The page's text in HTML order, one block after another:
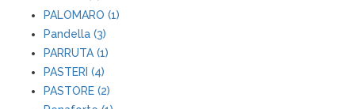
PALOMARO (1)
Pandella (3)
PARRUTA (1)
PASTERI (4)
PASTORE (2)